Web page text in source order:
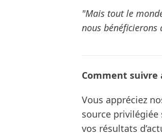
"Mais tout le
nous bénéficierons
Comment suivre
Vous appréciez
source privilégiée
vos résultats